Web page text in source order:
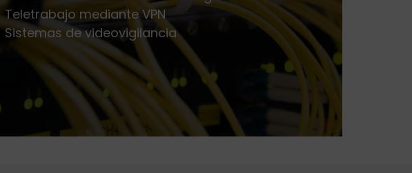
Teletrabajo mediante VPN
Sistemas de videovigilancia